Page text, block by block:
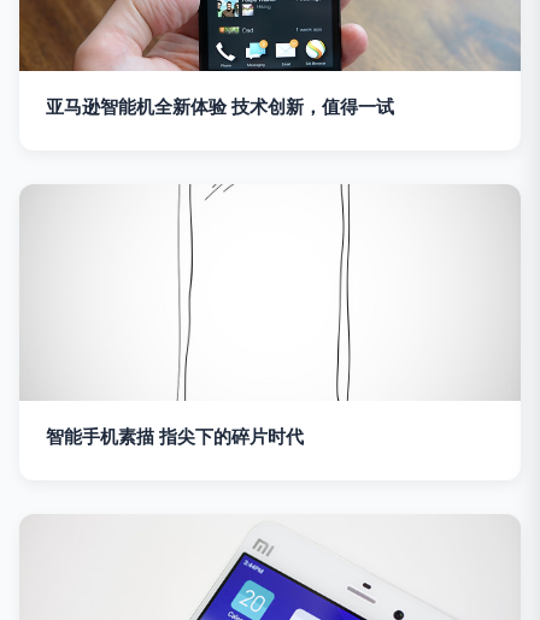
亚马逊智能机全新体验 技术创新，值得一试
智能手机素描 指尖下的碎片时代